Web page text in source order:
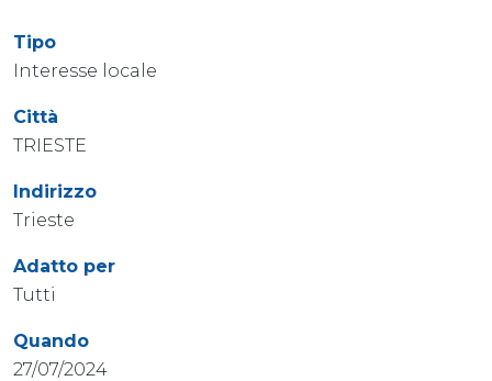
Tipo
Interesse locale
Città
TRIESTE
Indirizzo
Trieste
Adatto per
Tutti
Quando
27/07/2024